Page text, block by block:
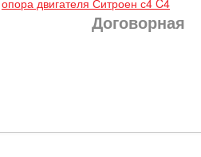
Договорная